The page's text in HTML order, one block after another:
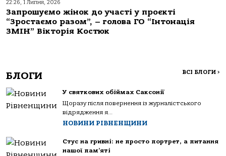
22:26, 1 Липня, 2026
Запрошуємо жінок до участі у проєкті
“Зростаємо разом”, – голова ГО “Інтонація
ЗМІН” Вікторія Костюк
БЛОГИ ВСІ БЛОГИ >
У святкових обіймах Саксонії
Щоразу після повернення із журналістського
відрядження я...
НОВИНИ РІВНЕНЩИНИ
Стус на гривні: не просто портрет, а питання
нашої пам’яті